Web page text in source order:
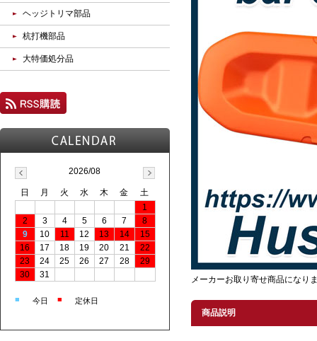
メーカーお取り寄せ商品になり
商品説明
ヘッジトリマ部品
杭打機部品
大特価処分品
2026/08
日 月 火 水 木 金
土
1
2
3 4 5 6 7
8
9
10 11 12 13 14
15
16
17 18 19 20 21
22
23
24 25 26 27 28
29
30
31
■ 今日 ■ 定休日